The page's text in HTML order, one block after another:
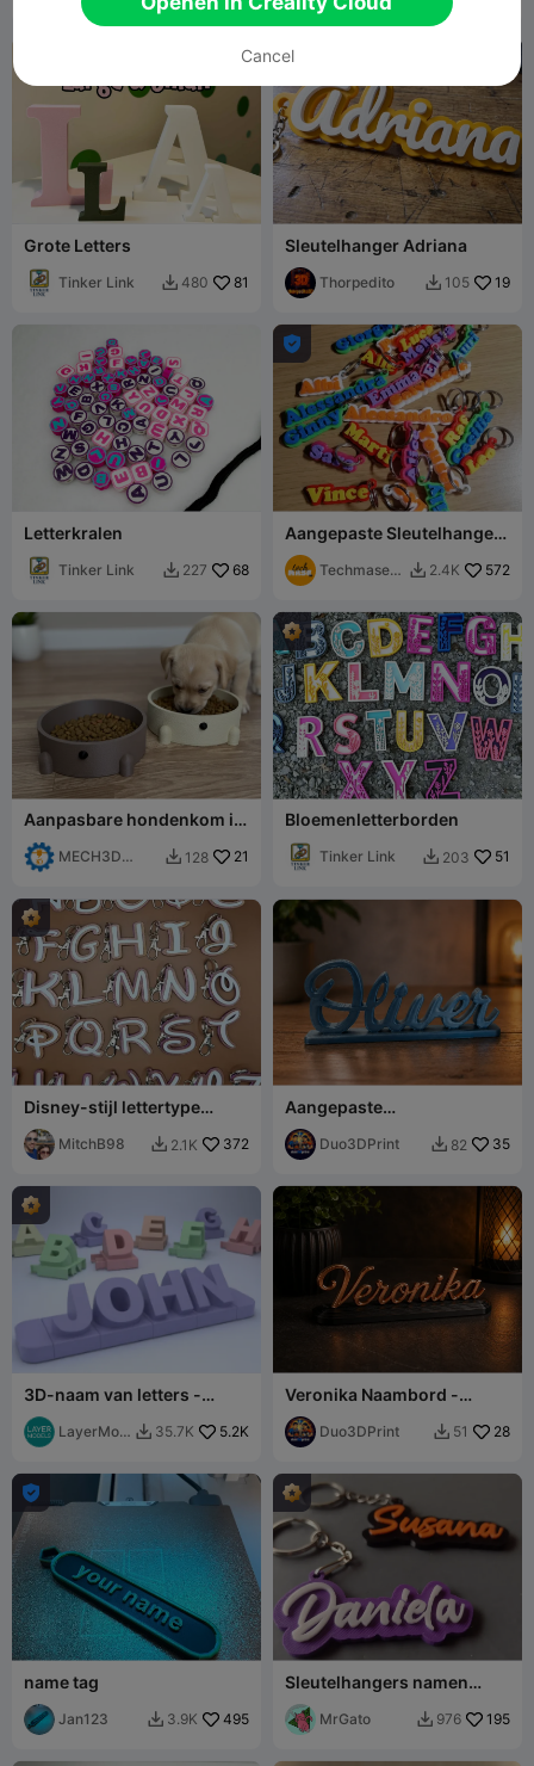
els
Grote Letters
Tinker Link  480 81
Sleutelhanger Adriana
Thorpedito  105 19
Letterkralen
Tinker Link  227 68

Aangepaste Sleutelhangers
Mix
Techmase_3  2.4K 572
Aanpasbare hondenkom in
puppyvorm
MECH3D
 128 21
Bloemenletterborden
Tinker Link  203 51
Disney-stijl lettertype
alfabetsleutelhangers
MitchB98  2.1K 372
Aangepaste
Naamstandaard – 3D-
Printdecor in
Handschriftstijl
Duo3DPrint  82 35
3D-naam van letters -
Standaard lettertype
LayerMod
 35.7K 5.2K
Veronika Naambord -
Elegante Bureau- &
Plankdecoratie
Duo3DPrint  51 28

name tag
Jan123  3.9K 495
Sleutelhangers namen
Susana Daniela
Sleutelhanger naam
Daniela Susana
MrGato  976 195
Cancel